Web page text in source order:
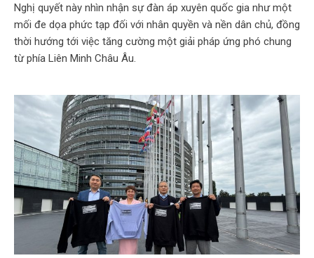
Nghị quyết này nhìn nhận sự đàn áp xuyên quốc gia như một
mối đe dọa phức tạp đối với nhân quyền và nền dân chủ, đồng
thời hướng tới việc tăng cường một giải pháp ứng phó chung
từ phía Liên Minh Châu Âu.